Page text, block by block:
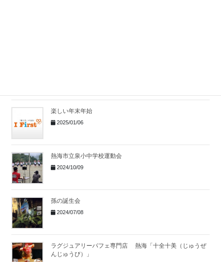
楽しい年末年始
2025/01/06
熱海市立泉小中学校運動会
2024/10/09
孫の誕生会
2024/07/08
ラグジュアリーパフェ専門店 熱海「十全十美（じゅうぜ
んじゅうび）」